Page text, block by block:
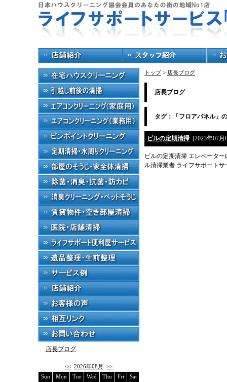
店長ブログ
<< 2026年08月
>>
Sun
Mon Tue Wed Thu Fri
Sat
トップ> 店長ブログ
店長ブログ
タグ：「フロアパネル」
ビルの定期清掃 [2023年07月
ビルの定期清掃 エレベータ
ル清掃業者 ライフサポート